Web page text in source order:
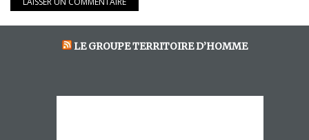
LE GROUPE TERRITOIRE D’HOMME